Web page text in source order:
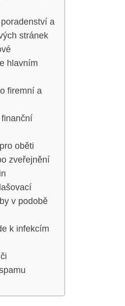
a
stránek
hlavním
firemní a
oběti
zveřejnění
v podobě
k infekcím